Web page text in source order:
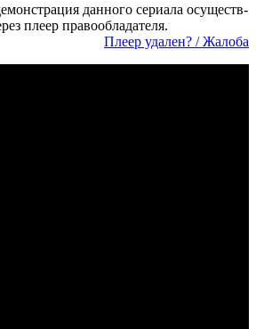
дан­но­го се­риа­ла осу­ще­ст­в­
пле­ер пра­во­об­ла­да­те­ля.
Пле­ер уда­лен? / Жа­ло­ба